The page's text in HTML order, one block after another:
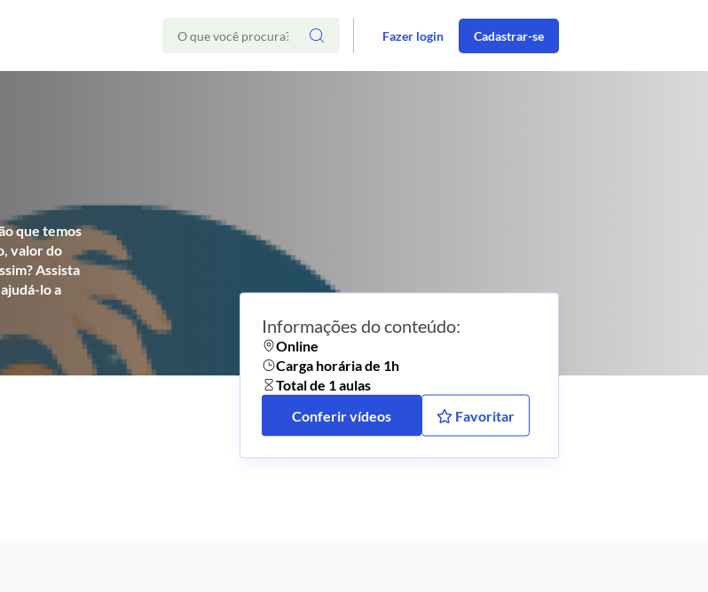
Fazer login Cadastrar-se
que temos
valor do
Assista
lo a
Informações do conteúdo:
Online
Carga horária de 1h
Total de 1 aulas
Conferir vídeos
Favoritar